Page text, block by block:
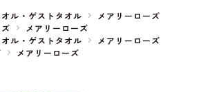
ル・ゲストタオル
メアリーローズ
メアリーローズ
ル・ゲストタオル
メアリーローズ
メアリーローズ